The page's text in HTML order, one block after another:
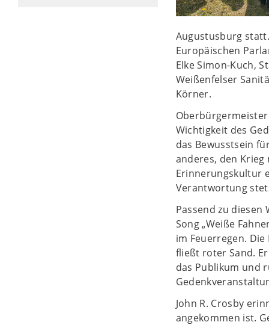
Augustusburg
Europäischen
Elke Simon-Kuch,
Weißenfelser
Körner.
Wichtigkeit des
das Bewusstsein
anderes, den
Erinnerungskultur
Verantwortung
Passend zu diesen
Song „Weiße
im Feuerregen.
fließt roter Sand.
das Publikum und
John R. Crosby
angekommen ist.